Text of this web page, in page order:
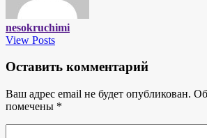
nesokruchimi
View Posts
Оставить комментарий
Ваш адрес email не будет опубликован.
помечены *